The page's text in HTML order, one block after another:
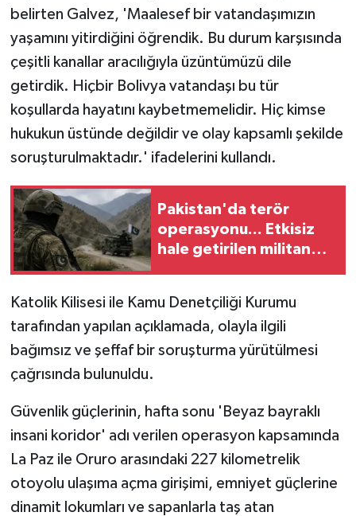
belirten Galvez, 'Maalesef bir vatandaşımızın
yaşamını yitirdiğini öğrendik. Bu durum karşısında
çeşitli kanallar aracılığıyla üzüntümüzü dile
getirdik. Hiçbir Bolivya vatandaşı bu tür
koşullarda hayatını kaybetmemelidir. Hiç kimse
hukukun üstünde değildir ve olay kapsamlı şekilde
soruşturulmaktadır.' ifadelerini kullandı.
Pakistan'da terör
operasyonu... Etkisiz
hale getirilen militan
Katolik Kilisesi ile Kamu Denetçiliği Kurumu
tarafından yapılan açıklamada, olayla ilgili
bağımsız ve şeffaf bir soruşturma yürütülmesi
çağrısında bulunuldu.
Güvenlik güçlerinin, hafta sonu 'Beyaz bayraklı
insani koridor' adı verilen operasyon kapsamında
La Paz ile Oruro arasındaki 227 kilometrelik
otoyolu ulaşıma açma girişimi, emniyet güçlerine
dinamit lokumları ve sapanlarla taş atan
TİCARET
YAŞAM